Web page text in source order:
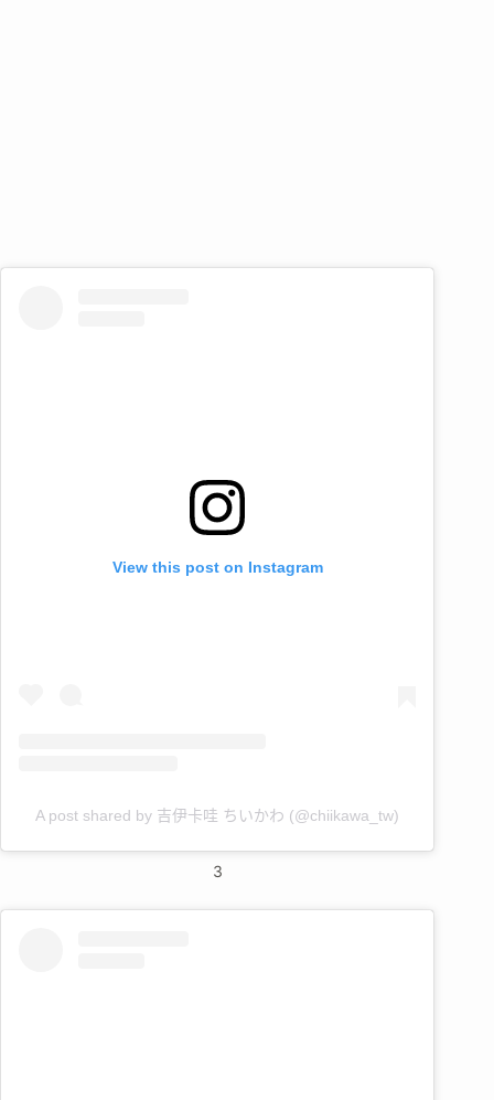
View this post on Instagram
A post shared by 吉伊卡哇 ちいかわ (@chiikawa_tw)
3